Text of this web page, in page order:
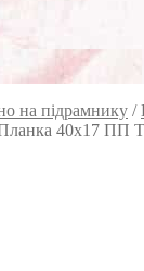
на підрамнику /
40х17 ПП